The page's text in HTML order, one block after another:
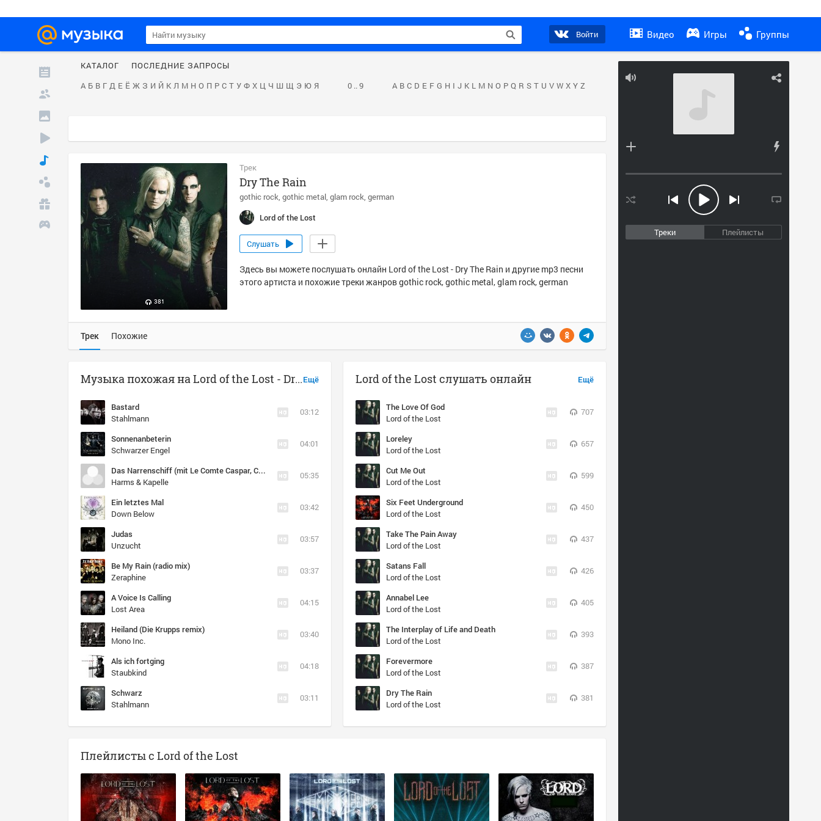
Войти Видео Игры Группы
Треки Плейлисты
КАТАЛОГ
ПОСЛЕДНИЕ ЗАПРОСЫ
А Б В Г Д Е Ё Ж З И Й К Л М Н О П Р С Т У Ф Х Ц Ч Ш Щ Э Ю Я 0 .. 9 A B C D E F G H I J K L M N O P Q R S T U V W X Y Z
381
Трек
Dry The Rain
gothic rock gothic metal glam rock german
Lord of the Lost
Слушать
Здесь вы можете послушать онлайн Lord of the Lost - Dry The Rain и другие mp3 песни
этого артиста и похожие треки жанров gothic rock, gothic metal, glam rock, german
Трек Похожие
Ещё
Музыка похожая на Lord of the Lost - Dry The Rain
Bastard
Stahlmann
03:12
Sonnenanbeterin
Schwarzer Engel
04:01
Das Narrenschiff (mit Le Comte Caspar, COPPELIUS)
Harms & Kapelle
05:35
Ein letztes Mal
Down Below
03:42
Judas
Unzucht
03:57
Be My Rain (radio mix)
Zeraphine
03:37
A Voice Is Calling
Lost Area
04:15
Heiland (Die Krupps remix)
Mono Inc.
03:40
Als ich fortging
Staubkind
04:18
Schwarz
Stahlmann
03:11
Ещё
Lord of the Lost слушать онлайн
The Love Of God
Lord of the Lost
707
Loreley
Lord of the Lost
657
Cut Me Out
Lord of the Lost
599
Six Feet Underground
Lord of the Lost
450
Take The Pain Away
Lord of the Lost
437
Satans Fall
Lord of the Lost
426
Annabel Lee
Lord of the Lost
405
The Interplay of Life and Death
Lord of the Lost
393
Forevermore
Lord of the Lost
387
Dry The Rain
Lord of the Lost
381
Плейлисты с Lord of the Lost